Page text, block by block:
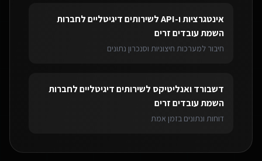
אינטגרציות ו-API לשירותים דיגיטליים לחברות
השמת עובדים זרים
חיבור למערכות חיצוניות וסנכרון נתונים
דשבורד ואנליטיקס לשירותים דיגיטליים לחברות
השמת עובדים זרים
דוחות ונתונים בזמן אמת